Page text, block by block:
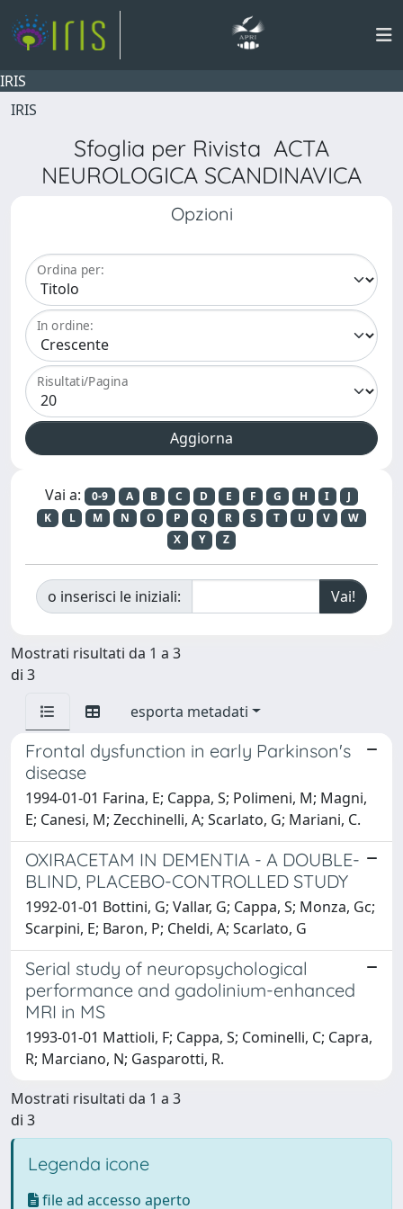
IRIS
IRIS
Sfoglia per Rivista ACTA
NEUROLOGICA SCANDINAVICA
Opzioni
Ordina per:
In ordine:
Risultati/Pagina
Vai a: 0-9 A B C D E F G H I
J
K
L M N O P Q R S T U V
W
X
Y Z
o inserisci le iniziali:
Mostrati risultati da 1 a 3
di 3
esporta metadati
Frontal dysfunction in early Parkinson's
disease
1994-01-01 Farina, E; Cappa, S; Polimeni, M; Magni,
E; Canesi, M; Zecchinelli, A; Scarlato, G; Mariani, C.
OXIRACETAM IN DEMENTIA - A DOUBLE-
BLIND, PLACEBO-CONTROLLED STUDY
1992-01-01 Bottini, G; Vallar, G; Cappa, S; Monza, Gc;
Scarpini, E; Baron, P; Cheldi, A; Scarlato, G
Serial study of neuropsychological
performance and gadolinium-enhanced
MRI in MS
1993-01-01 Mattioli, F; Cappa, S; Cominelli, C; Capra,
R; Marciano, N; Gasparotti, R.
Mostrati risultati da 1 a 3
di 3
Legenda icone
file ad accesso aperto